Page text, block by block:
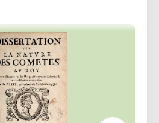
11/2024
,POULET Nicole
Lire